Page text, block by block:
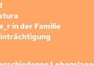
in der Familie